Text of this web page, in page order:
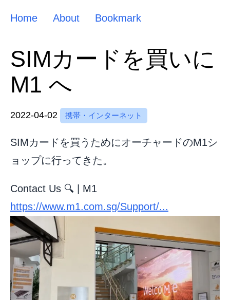
Home About Bookmark
SIMカードを買いに
M1 へ
2022-04-02 携帯・インターネット
SIMカードを買うためにオーチャードのM1シ
ョップに行ってきた。
Contact Us 🔍 | M1
https://www.m1.com.sg/Support/...